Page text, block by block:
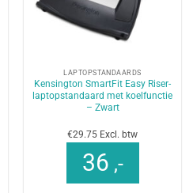
LAPTOPSTANDAARDS
Kensington SmartFit Easy Riser-
laptopstandaard met koelfunctie
– Zwart
€29.75 Excl. btw
36 ,-